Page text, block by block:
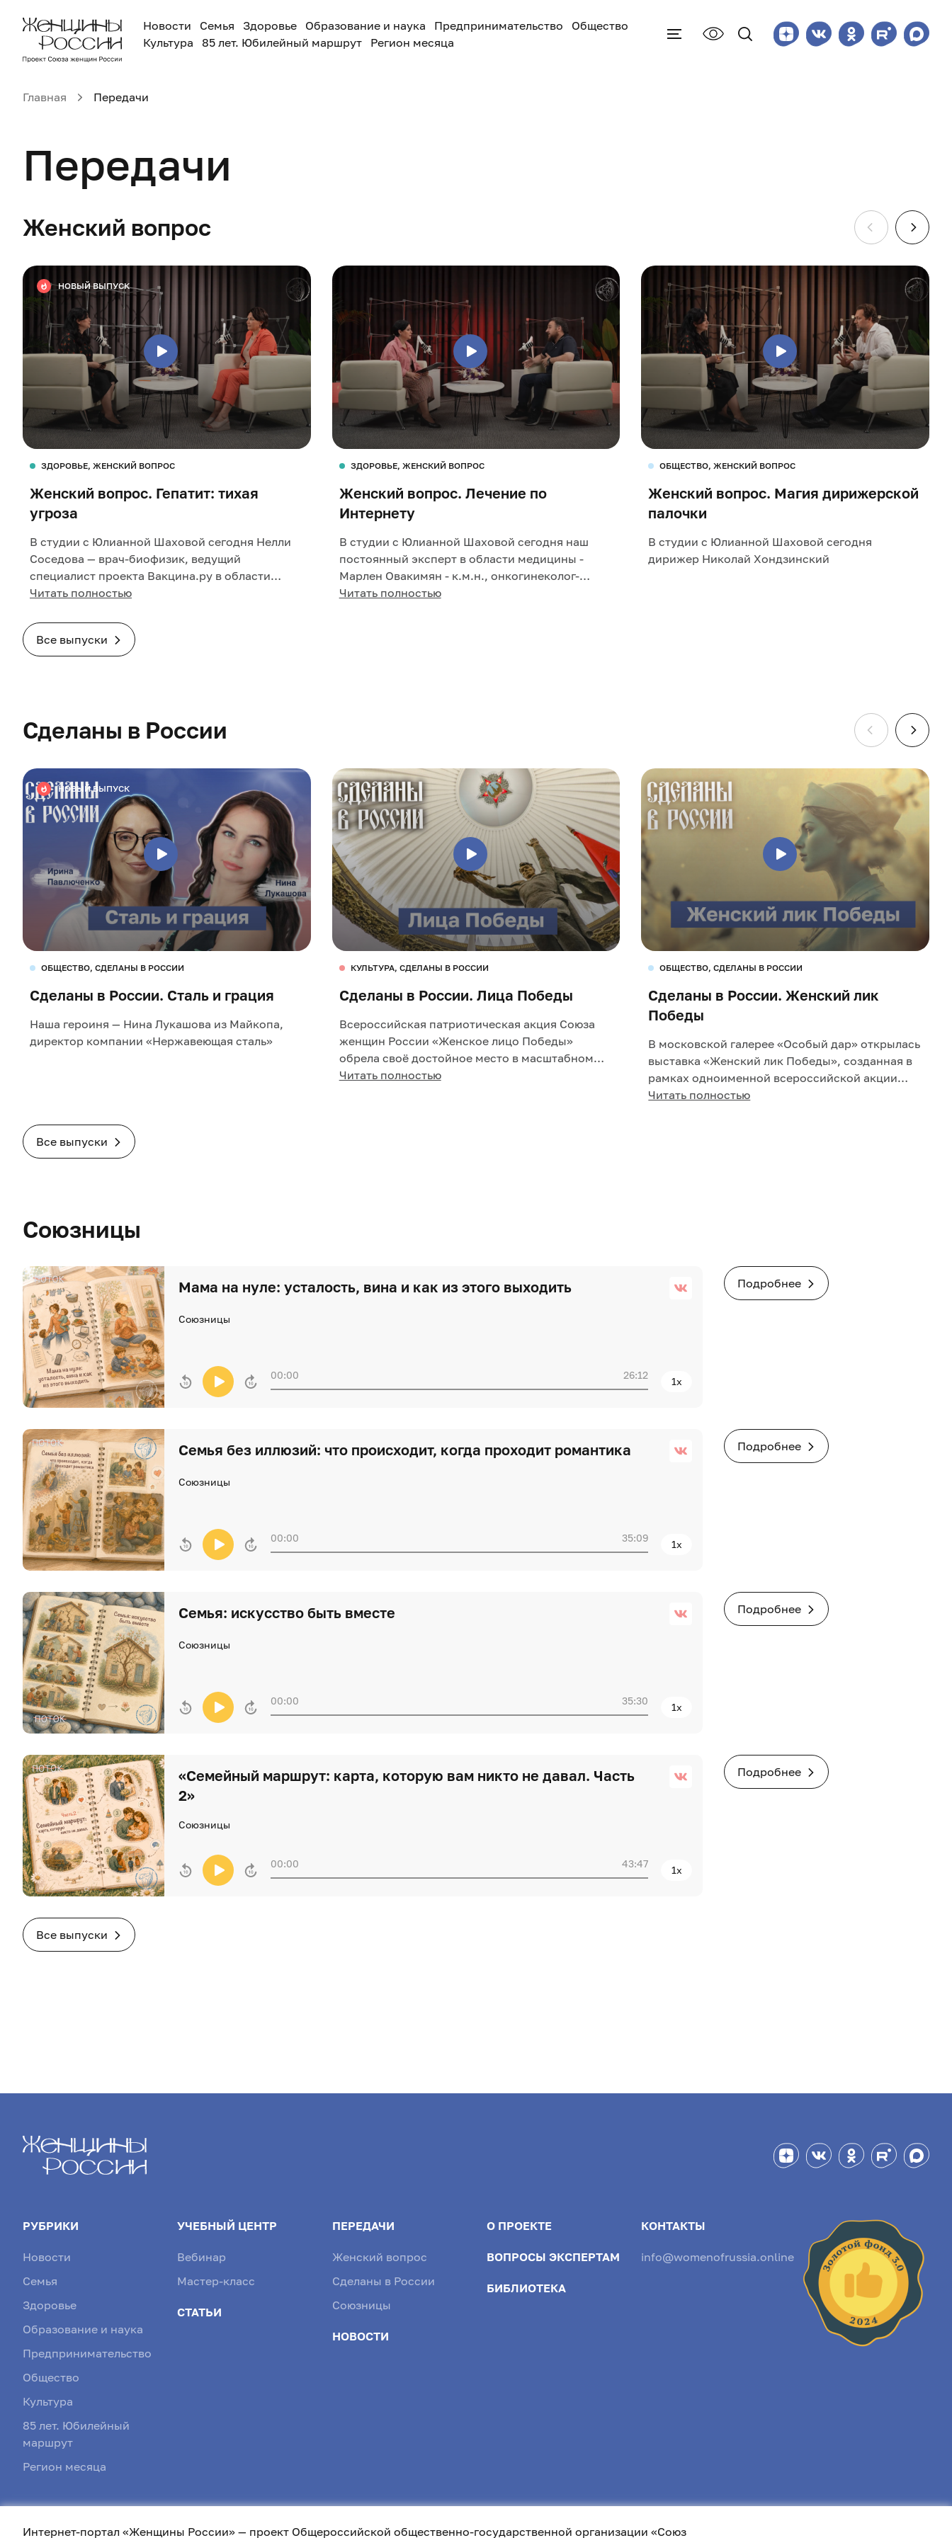
Новости Семья Здоровье Образование и наука Предпринимательство
Общество
Культура
85 лет. Юбилейный маршрут Регион месяца
Главная Передачи
Передачи
Женский вопрос
НОВЫЙ ВЫПУСК
ЗДОРОВЬЕ, ЖЕНСКИЙ ВОПРОС
Женский вопрос. Гепатит: тихая
угроза
В студии с Юлианной Шаховой сегодня Нелли
Соседова — врач-биофизик, ведущий
специалист проекта Вакцина.ру в области
эпидемиологии
Читать полностью
ЗДОРОВЬЕ, ЖЕНСКИЙ ВОПРОС
Женский вопрос. Лечение по
Интернету
В студии с Юлианной Шаховой сегодня наш
постоянный эксперт в области медицины -
Марлен Овакимян - к.м.н., онкогинеколог-
хирург, заведующий Центром оперативной
Читать полностью
ОБЩЕСТВО, ЖЕНСКИЙ ВОПРОС
Женский вопрос. Магия дирижерской
палочки
В студии с Юлианной Шаховой сегодня
дирижер Николай Хондзинский
Все выпуски
Сделаны в России
НОВЫЙ ВЫПУСК
ОБЩЕСТВО, СДЕЛАНЫ В РОССИИ
Сделаны в России. Сталь и грация
Наша героиня — Нина Лукашова из Майкопа,
директор компании «Нержавеющая сталь»
КУЛЬТУРА, СДЕЛАНЫ В РОССИИ
Сделаны в России. Лица Победы
Всероссийская патриотическая акция Союза
женщин России «Женское лицо Победы»
обрела своё достойное место в масштабном
историческом проекте музея «Лица Победы».
Читать полностью
ОБЩЕСТВО, СДЕЛАНЫ В РОССИИ
Сделаны в России. Женский лик
Победы
В московской галерее «Особый дар» открылась
выставка «Женский лик Победы», созданная в
рамках одноименной всероссийской акции
Союза женщин России
Читать полностью
Все выпуски
Союзницы
Мама на нуле: усталость, вина и как из этого выходить
Союзницы
00:00 26:12
1x
Подробнее
Семья без иллюзий: что происходит, когда проходит романтика
Союзницы
00:00 35:09
1x
Подробнее
Семья: искусство быть вместе
Союзницы
00:00 35:30
1x
Подробнее
«Семейный маршрут: карта, которую вам никто не давал. Часть
2»
Союзницы
00:00 43:47
1x
Подробнее
Все выпуски
РУБРИКИ
Новости
Семья
Здоровье
Образование и наука
Предпринимательство
Общество
Культура
85 лет. Юбилейный
маршрут
Регион месяца
УЧЕБНЫЙ ЦЕНТР
Вебинар
Мастер-класс
СТАТЬИ
ПЕРЕДАЧИ
Женский вопрос
Сделаны в России
Союзницы
НОВОСТИ
О ПРОЕКТЕ
ВОПРОСЫ ЭКСПЕРТАМ
БИБЛИОТЕКА
КОНТАКТЫ
info@womenofrussia.online
Интернет-портал «Женщины России» — проект Общероссийской общественно-государственной организации «Союз